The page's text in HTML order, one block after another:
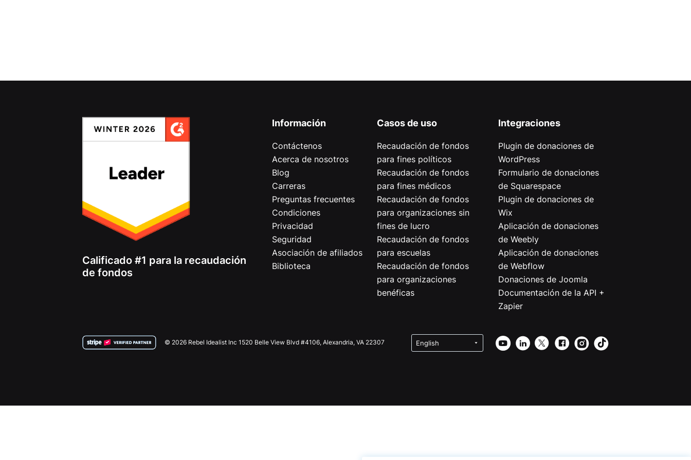
Calificado #1 para la recaudación
de fondos
Información
Contáctenos
Acerca de nosotros
Blog
Carreras
Preguntas frecuentes
Condiciones
Privacidad
Seguridad
Asociación de afiliados
Biblioteca
Casos de uso
Recaudación de fondos
para fines políticos
Recaudación de fondos
para fines médicos
Recaudación de fondos
para organizaciones sin
fines de lucro
Recaudación de fondos
para escuelas
Recaudación de fondos
para organizaciones
benéficas
Integraciones
Plugin de donaciones de
WordPress
Formulario de donaciones
de Squarespace
Plugin de donaciones de
Wix
Aplicación de donaciones
de Weebly
Aplicación de donaciones
de Webflow
Donaciones de Joomla
Documentación de la API +
Zapier
© 2026 Rebel Idealist Inc 1520 Belle View Blvd #4106, Alexandria, VA 22307